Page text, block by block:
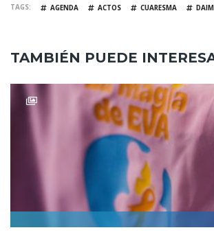
TAGS AGENDA ACTOS CUARESMA
TAMBIÉN PUEDE